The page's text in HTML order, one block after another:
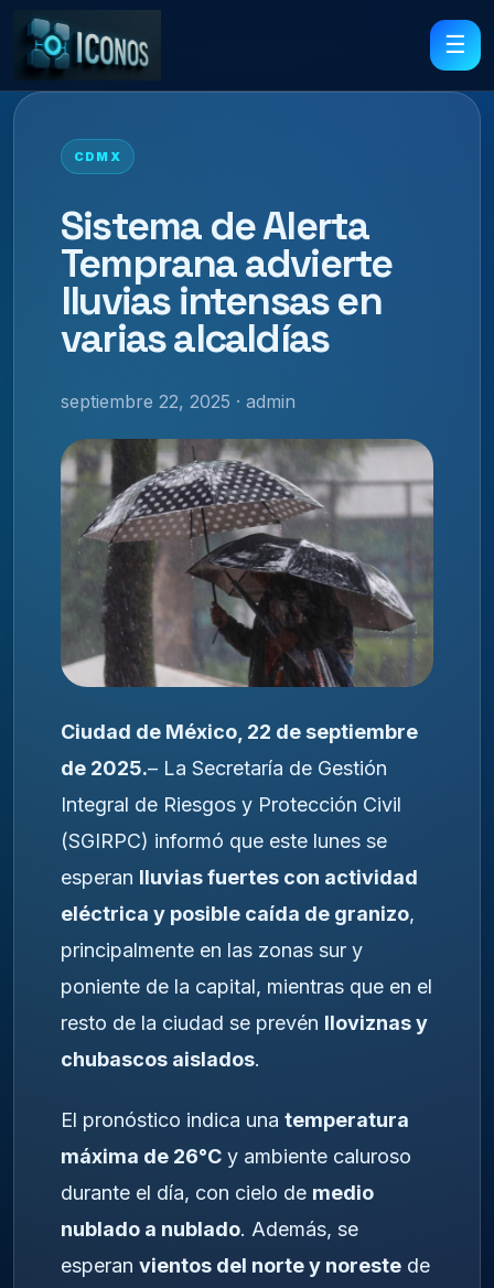
☰
CDMX
Sistema de Alerta
Temprana advierte
lluvias intensas en
varias alcaldías
septiembre 22, 2025 · admin
Ciudad de México, 22 de septiembre
de 2025.– La Secretaría de Gestión
Integral de Riesgos y Protección Civil
(SGIRPC) informó que este lunes se
esperan lluvias fuertes con actividad
eléctrica y posible caída de granizo,
principalmente en las zonas sur y
poniente de la capital, mientras que en el
resto de la ciudad se prevén lloviznas y
chubascos aislados.
El pronóstico indica una temperatura
máxima de 26°C y ambiente caluroso
durante el día, con cielo de medio
nublado a nublado. Además, se
esperan vientos del norte y noreste de